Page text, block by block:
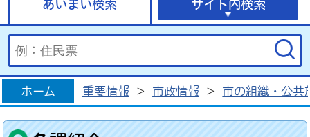
あいまい検索 サイト内検索
ホーム 重要情報 > 市政情報 > 市の組織・公共